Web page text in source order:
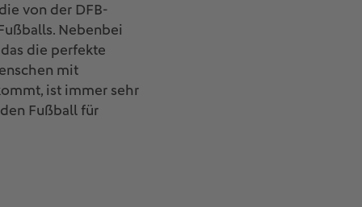
von der DFB-
Nebenbei
die perfekte
mit
ist immer sehr
Fußball für